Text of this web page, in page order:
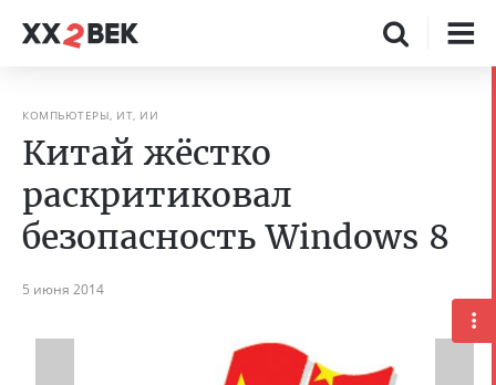
КОМПЬЮТЕРЫ, ИТ, ИИ
Китай жёстко
раскритиковал
безопасность Windows 8
5 июня 2014